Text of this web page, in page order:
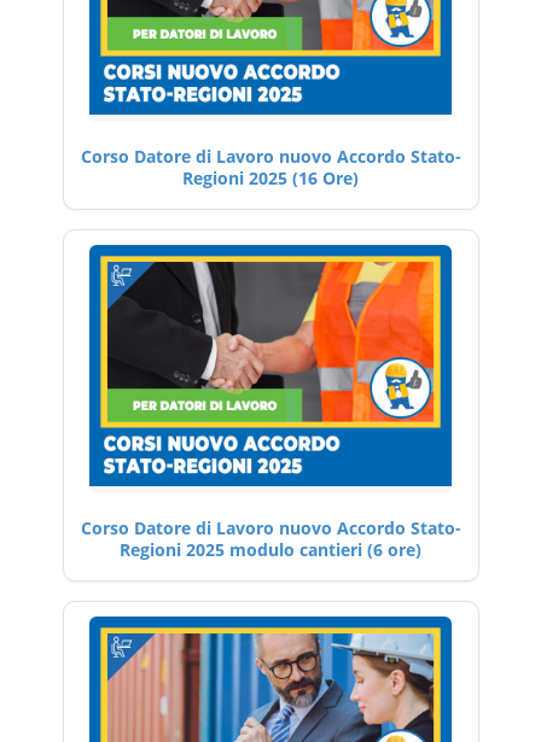
Corso Datore di Lavoro nuovo Accordo Stato-
Regioni 2025 (16 Ore)
Corso Datore di Lavoro nuovo Accordo Stato-
Regioni 2025 modulo cantieri (6 ore)